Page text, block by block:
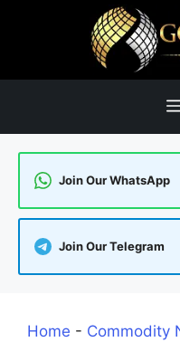
Join Our WhatsApp
Join Our Telegram
Home - Commodity